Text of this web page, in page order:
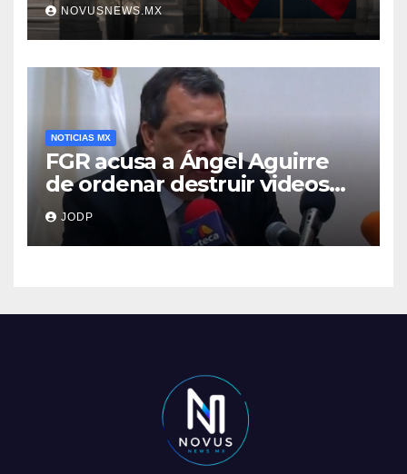
NOVUSNEWS.MX
NOTICIAS MX
FGR acusa a Ángel Aguirre
de ordenar destruir videos
clave del caso Ayotzinapa
JODP